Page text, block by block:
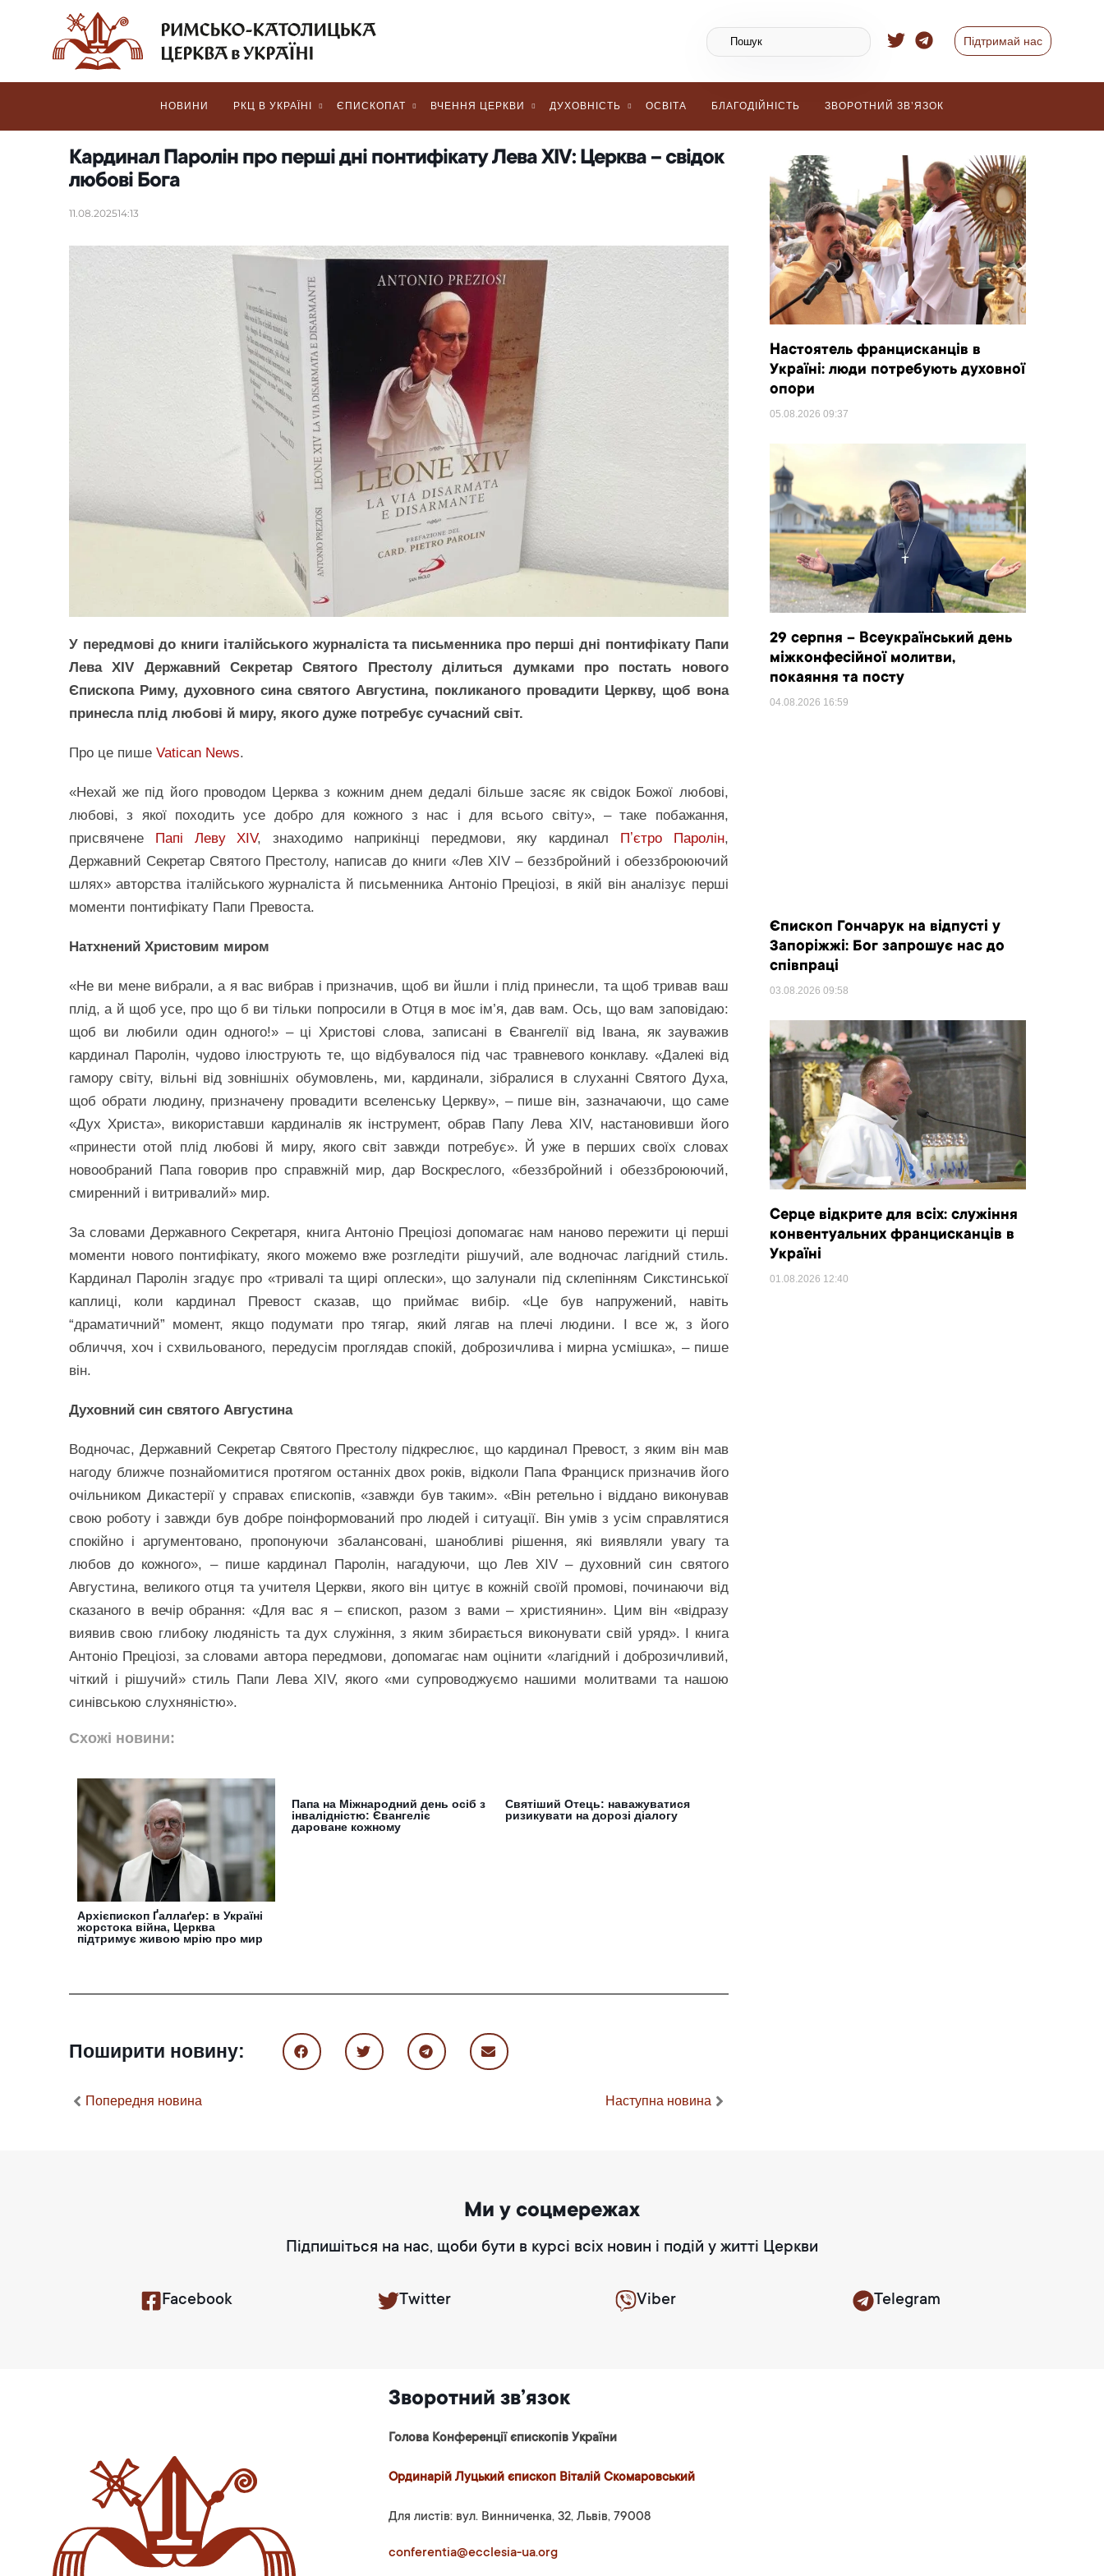
Підтримай нас
НОВИНИ РКЦ В УКРАЇНІ ЄПИСКОПАТ ВЧЕННЯ ЦЕРКВИ ДУХОВНІСТЬ ОСВІТА БЛАГОДІЙНІСТЬ ЗВОРОТНИЙ ЗВ’ЯЗОК
Кардинал Паролін про перші дні понтифікату Лева XIV: Церква – свідок
любові Бога
11.08.202514:13
У передмові до книги італійського журналіста та письменника про перші дні понтифікату Папи
Лева XIV Державний Секретар Святого Престолу ділиться думками про постать нового
Єпископа Риму, духовного сина святого Августина, покликаного провадити Церкву, щоб вона
принесла плід любові й миру, якого дуже потребує сучасний світ.
Про це пише Vatican News.
«Нехай же під його проводом Церква з кожним днем дедалі більше засяє як свідок Божої любові,
любові, з якої походить усе добро для кожного з нас і для всього світу», – таке побажання,
присвячене Папі Леву XIV, знаходимо наприкінці передмови, яку кардинал Пʼєтро Паролін,
Державний Секретар Святого Престолу, написав до книги «Лев XIV – беззбройний і обеззброюючий
шлях» авторства італійського журналіста й письменника Антоніо Преціозі, в якій він аналізує перші
моменти понтифікату Папи Превоста.
Натхнений Христовим миром
«Не ви мене вибрали, а я вас вибрав і призначив, щоб ви йшли і плід принесли, та щоб тривав ваш
плід, а й щоб усе, про що б ви тільки попросили в Отця в моє ім’я, дав вам. Ось, що вам заповідаю:
щоб ви любили один одного!» – ці Христові слова, записані в Євангелії від Івана, як зауважив
кардинал Паролін, чудово ілюструють те, що відбувалося під час травневого конклаву. «Далекі від
гамору світу, вільні від зовнішніх обумовлень, ми, кардинали, зібралися в слуханні Святого Духа,
щоб обрати людину, призначену провадити вселенську Церкву», – пише він, зазначаючи, що саме
«Дух Христа», використавши кардиналів як інструмент, обрав Папу Лева XIV, настановивши його
«принести отой плід любові й миру, якого світ завжди потребує». Й уже в перших своїх словах
новообраний Папа говорив про справжній мир, дар Воскреслого, «беззбройний і обеззброюючий,
смиренний і витривалий» мир.
За словами Державного Секретаря, книга Антоніо Преціозі допомагає нам наново пережити ці перші
моменти нового понтифікату, якого можемо вже розгледіти рішучий, але водночас лагідний стиль.
Кардинал Паролін згадує про «тривалі та щирі оплески», що залунали під склепінням Сикстинської
каплиці, коли кардинал Превост сказав, що приймає вибір. «Це був напружений, навіть
“драматичний” момент, якщо подумати про тягар, який лягав на плечі людини. І все ж, з його
обличчя, хоч і схвильованого, передусім проглядав спокій, доброзичлива і мирна усмішка», – пише
він.
Духовний син святого Августина
Водночас, Державний Секретар Святого Престолу підкреслює, що кардинал Превост, з яким він мав
нагоду ближче познайомитися протягом останніх двох років, відколи Папа Франциск призначив його
очільником Дикастерії у справах єпископів, «завжди був таким». «Він ретельно і віддано виконував
свою роботу і завжди був добре поінформований про людей і ситуації. Він умів з усім справлятися
спокійно і аргументовано, пропонуючи збалансовані, шанобливі рішення, які виявляли увагу та
любов до кожного», – пише кардинал Паролін, нагадуючи, що Лев XIV – духовний син святого
Августина, великого отця та учителя Церкви, якого він цитує в кожній своїй промові, починаючи від
сказаного в вечір обрання: «Для вас я – єпископ, разом з вами – християнин». Цим він «відразу
виявив свою глибоку людяність та дух служіння, з яким збирається виконувати свій уряд». І книга
Антоніо Преціозі, за словами автора передмови, допомагає нам оцінити «лагідний і доброзичливий,
чіткий і рішучий» стиль Папи Лева XIV, якого «ми супроводжуємо нашими молитвами та нашою
синівською слухняністю».
Схожі новини:
Архієпископ Ґаллаґер: в Україні
жорстока війна, Церква
підтримує живою мрію про мир
Папа на Міжнародний день осіб з
інвалідністю: Євангеліє
дароване кожному
Святіший Отець: наважуватися
ризикувати на дорозі діалогу
Поширити новину:
Попередня новина Наступна новина
Настоятель францисканців в
Україні: люди потребують духовної
опори
05.08.2026 09:37
29 серпня – Всеукраїнський день
міжконфесійної молитви,
покаяння та посту
04.08.2026 16:59
Єпископ Гончарук на відпусті у
Запоріжжі: Бог запрошує нас до
співпраці
03.08.2026 09:58
Серце відкрите для всіх: служіння
конвентуальних францисканців в
Україні
01.08.2026 12:40
Ми у соцмережах
Підпишіться на нас, щоби бути в курсі всіх новин і подій у житті Церкви
Facebook Twitter Viber Telegram
Зворотний зв’язок
Голова Конференції єпископів України
Ординарій Луцький єпископ Віталій Скомаровський
Для листів: вул. Винниченка, 32, Львів, 79008
conferentia@ecclesia-ua.org